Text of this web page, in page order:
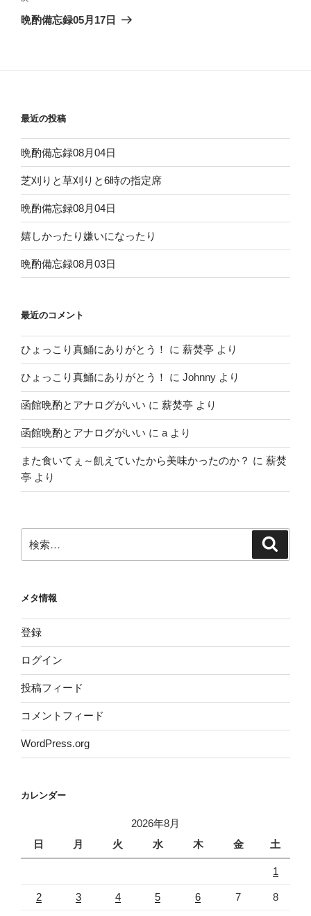
ゲ
の
晩酌備忘録05月17日
最近の投稿
晩酌備忘録08月04日
芝刈りと草刈りと6時の指定席
晩酌備忘録08月04日
嬉しかったり嫌いになったり
晩酌備忘録08月03日
最近のコメント
ひょっこり真鯒にありがとう！ に 薪焚亭 より
ひょっこり真鯒にありがとう！ に Johnny より
函館晩酌とアナログがいい に 薪焚亭 より
函館晩酌とアナログがいい に a より
また食いてぇ～飢えていたから美味かったのか？ に 薪焚
亭 より
索:
メタ情報
登録
ログイン
投稿フィード
コメントフィード
WordPress.org
カレンダー
2026年8月
日
月 火 水 木 金 土
1
2 3 4 5 6 7 8